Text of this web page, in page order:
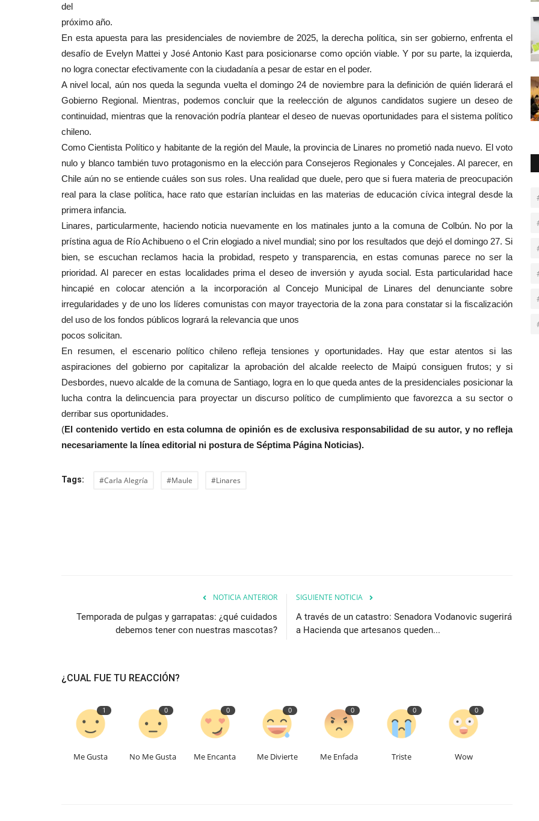
del
próximo año.
En esta apuesta para las presidenciales de noviembre de 2025, la derecha política, sin ser gobierno, enfrenta el
desafío de Evelyn Mattei y José Antonio Kast para posicionarse como opción viable. Y por su parte, la izquierda,
no logra conectar efectivamente con la ciudadanía a pesar de estar en el poder.
A nivel local, aún nos queda la segunda vuelta el domingo 24 de noviembre para la definición de quién liderará el
Gobierno Regional. Mientras, podemos concluir que la reelección de algunos candidatos sugiere un deseo de
continuidad, mientras que la renovación podría plantear el deseo de nuevas oportunidades para el sistema político
chileno.
Como Cientista Político y habitante de la región del Maule, la provincia de Linares no prometió nada nuevo. El voto
nulo y blanco también tuvo protagonismo en la elección para Consejeros Regionales y Concejales. Al parecer, en
Chile aún no se entiende cuáles son sus roles. Una realidad que duele, pero que si fuera materia de preocupación
real para la clase política, hace rato que estarían incluidas en las materias de educación cívica integral desde la
primera infancia.
Linares, particularmente, haciendo noticia nuevamente en los matinales junto a la comuna de Colbún. No por la
prístina agua de Río Achibueno o el Crin elogiado a nivel mundial; sino por los resultados que dejó el domingo 27. Si
bien, se escuchan reclamos hacia la probidad, respeto y transparencia, en estas comunas parece no ser la
prioridad. Al parecer en estas localidades prima el deseo de inversión y ayuda social. Esta particularidad hace
hincapié en colocar atención a la incorporación al Concejo Municipal de Linares del denunciante sobre
irregularidades y de uno los líderes comunistas con mayor trayectoria de la zona para constatar si la fiscalización
del uso de los fondos públicos logrará la relevancia que unos
pocos solicitan.
En resumen, el escenario político chileno refleja tensiones y oportunidades. Hay que estar atentos si las
aspiraciones del gobierno por capitalizar la aprobación del alcalde reelecto de Maipú consiguen frutos; y si
Desbordes, nuevo alcalde de la comuna de Santiago, logra en lo que queda antes de la presidenciales posicionar la
lucha contra la delincuencia para proyectar un discurso político de cumplimiento que favorezca a su sector o
derribar sus oportunidades.
(El contenido vertido en esta columna de opinión es de exclusiva responsabilidad de su autor, y no refleja
necesariamente la línea editorial ni postura de Séptima Página Noticias).
Tags: #Carla Alegría #Maule #Linares
NOTICIA ANTERIOR
Temporada de pulgas y garrapatas: ¿qué cuidados
debemos tener con nuestras mascotas?
SIGUIENTE NOTICIA
A través de un catastro: Senadora Vodanovic sugerirá
a Hacienda que artesanos queden...
¿CUAL FUE TU REACCIÓN?
1
Me Gusta
0
No Me Gusta
0
Me Encanta
0
Me Divierte
0
Me Enfada
0
Triste
0
Wow